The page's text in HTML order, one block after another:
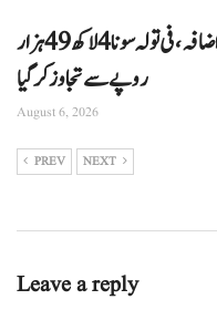
سونے کی قیمت میں ایک بار پھر نمایاں اضافہ، فی تولہ سونا 4 لاکھ 49 ہزار
روپے سے تجاوز کرگیا
August 6, 2026
PREV NEXT
Leave a reply